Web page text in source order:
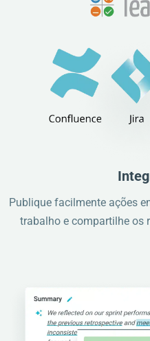
Publique facilmente ações
trabalho e compartilhe os